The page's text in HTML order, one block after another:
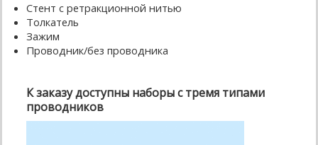
Стент с ретракционной нитью
Толкатель
Зажим
Проводник/без проводника
К заказу доступны наборы с тремя типами
проводников